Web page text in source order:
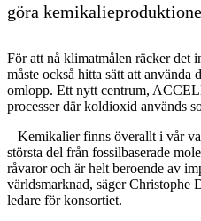
göra
För att nå klimatmålen räcker det
måste också hitta sätt att
omlopp. Ett nytt centrum,
processer där koldioxid används
– Kemikalier finns överallt i vår
största del från fossilbaserade
råvaror och är helt beroende av
världsmarknad, säger
ledare för konsortiet.